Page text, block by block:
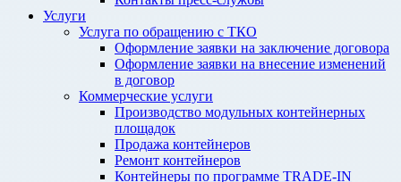
Услуги
Услуга по обращению с ТКО
Оформление заявки на заключение договора
Оформление заявки на внесение изменений
в договор
Коммерческие услуги
Производство модульных контейнерных
площадок
Продажа контейнеров
Ремонт контейнеров
Контейнеры по программе TRADE-IN